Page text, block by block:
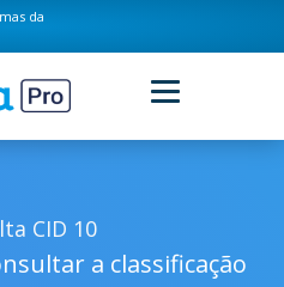
da
CID 10
a classificação